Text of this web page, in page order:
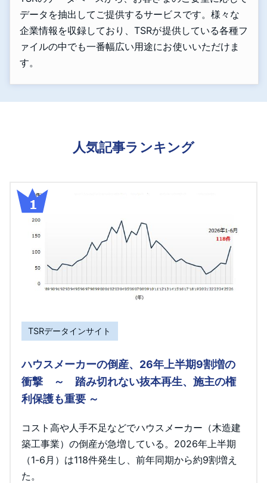
データを抽出してご提供するサービスです。様々な
企業情報を収録しており、TSRが提供している各種フ
ァイルの中でも一番幅広い用途にお使いいただけま
す。
人気記事ランキング
TSRデータインサイト
ハウスメーカーの倒産、26年上半期9割増の
衝撃 ～ 踏み切れない抜本再生、施主の権
利保護も重要 ～
コスト高や人手不足などでハウスメーカー（木造建
築工事業）の倒産が急増している。2026年上半期
（1-6月）は118件発生し、前年同期から約9割増え
た。